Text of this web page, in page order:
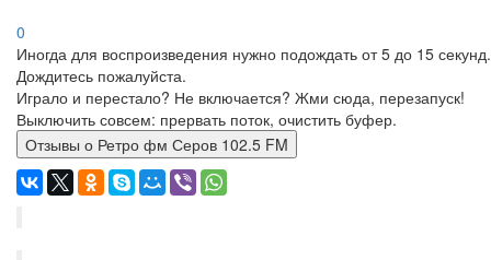
0
Иногда для воспроизведения нужно подождать от 5 до 15 секунд.
Дождитесь пожалуйста.
Играло и перестало? Не включается? Жми сюда, перезапуск!
Выключить совсем: прервать поток, очистить буфер.
Отзывы о Ретро фм Серов 102.5 FM